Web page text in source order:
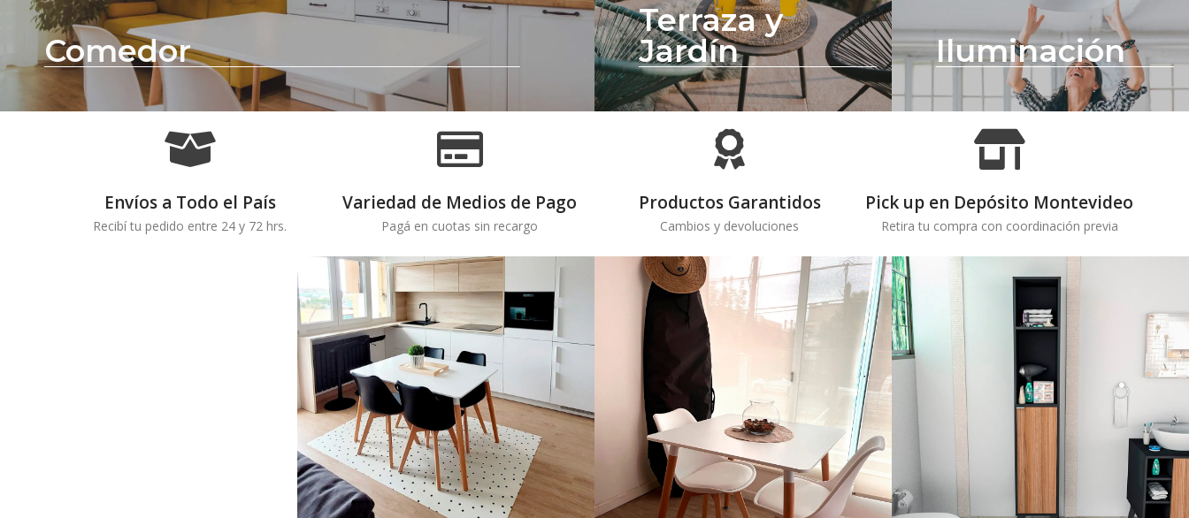
Comedor
Terraza y
Jardín
Iluminación
Envíos a Todo el País
Recibí tu pedido entre 24 y 72 hrs.
Variedad de Medios de Pago
Pagá en cuotas sin recargo
Productos Garantidos
Cambios y devoluciones
Pick up en Depósito Montevideo
Retira tu compra con coordinación previa